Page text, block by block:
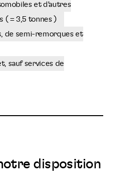
et d'autres
( = 3,5 tonnes )
de semi-remorques et
sauf services de
disposition